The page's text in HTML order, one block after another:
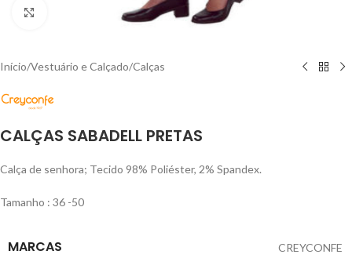
Início/Vestuário e Calçado/Calças
CALÇAS SABADELL PRETAS
Calça de senhora; Tecido 98% Poliéster, 2% Spandex.
Tamanho : 36 -50
MARCAS CREYCONFE